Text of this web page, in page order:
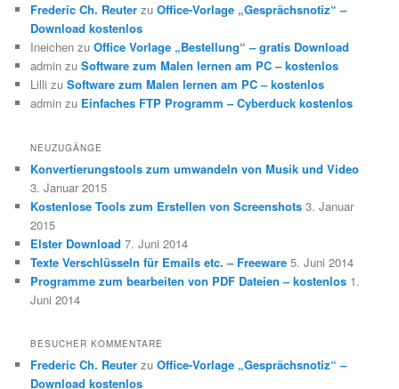
Frederic Ch. Reuter zuOffice-Vorlage „Gesprächsnotiz“ –
Download kostenlos
Ineichen zuOffice Vorlage „Bestellung“ – gratis Download
admin zuSoftware zum Malen lernen am PC – kostenlos
Lilli zuSoftware zum Malen lernen am PC – kostenlos
admin zu Einfaches FTP Programm – Cyberduck kostenlos
NEUZUGÄNGE
Konvertierungstools zum umwandeln von Musik und Video
3. Januar 2015
Kostenlose Tools zum Erstellen von Screenshots 3. Januar
2015
Elster Download 7. Juni 2014
Texte Verschlüsseln für Emails etc. – Freeware 5. Juni 2014
Programme zum bearbeiten von PDF Dateien – kostenlos 1.
Juni 2014
BESUCHER KOMMENTARE
Frederic Ch. Reuter zuOffice-Vorlage „Gesprächsnotiz“ –
Download kostenlos